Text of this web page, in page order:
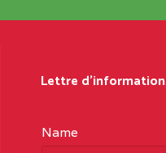
Lettre d'information
Name